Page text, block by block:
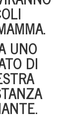
UNO
DI